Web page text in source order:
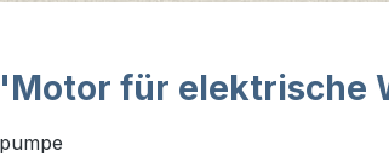
für elektrische